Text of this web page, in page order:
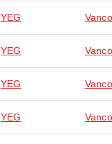
YEG
YEG
YEG
YEG